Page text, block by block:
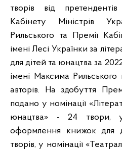
творів від
Кабінету Міністрів
Рильського та Премії
імені Лесі Українки за
для дітей та юнацтва за
імені Максима Рильського
авторів. На здобуття
подано у номінації
юнацтва» - 24 твори, у
оформлення книжок для
творів, у номінації